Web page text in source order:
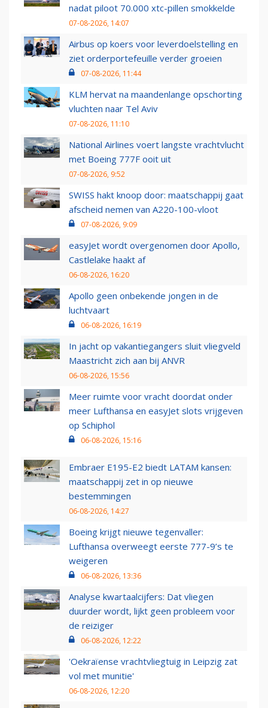
nadat piloot 70.000 xtc-pillen smokkelde
07-08-2026, 14:07
Airbus op koers voor leverdoelstelling en
ziet orderportefeuille verder groeien
07-08-2026, 11:44
KLM hervat na maandenlange opschorting
vluchten naar Tel Aviv
07-08-2026, 11:10
National Airlines voert langste vrachtvlucht
met Boeing 777F ooit uit
07-08-2026, 9:52
SWISS hakt knoop door: maatschappij gaat
afscheid nemen van A220-100-vloot
07-08-2026, 9:09
easyJet wordt overgenomen door Apollo,
Castlelake haakt af
06-08-2026, 16:20
Apollo geen onbekende jongen in de
luchtvaart
06-08-2026, 16:19
In jacht op vakantiegangers sluit vliegveld
Maastricht zich aan bij ANVR
06-08-2026, 15:56
Meer ruimte voor vracht doordat onder
meer Lufthansa en easyJet slots vrijgeven
op Schiphol
06-08-2026, 15:16
Embraer E195-E2 biedt LATAM kansen:
maatschappij zet in op nieuwe
bestemmingen
06-08-2026, 14:27
Boeing krijgt nieuwe tegenvaller:
Lufthansa overweegt eerste 777-9’s te
weigeren
06-08-2026, 13:36
Analyse kwartaalcijfers: Dat vliegen
duurder wordt, lijkt geen probleem voor
de reiziger
06-08-2026, 12:22
'Oekraïense vrachtvliegtuig in Leipzig zat
vol met munitie'
06-08-2026, 12:20